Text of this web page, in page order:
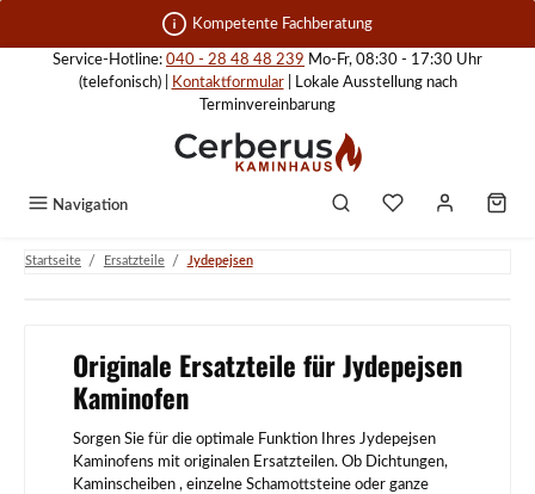
Zum Hauptinhalt springen Kompetente Fachberatung
Service-Hotline: 040 - 28 48 48 239 Mo-Fr, 08:30 - 17:30 Uhr
(telefonisch) |
Kontaktformular| Lokale Ausstellung nach
Terminvereinbarung
Navigation
Startseite / Ersatzteile / Jydepejsen
Originale Ersatzteile für Jydepejsen
Kaminofen
Sorgen Sie für die optimale Funktion Ihres Jydepejsen
Kaminofens mit originalen Ersatzteilen. Ob Dichtungen,
Kaminscheiben , einzelne Schamottsteine oder ganze